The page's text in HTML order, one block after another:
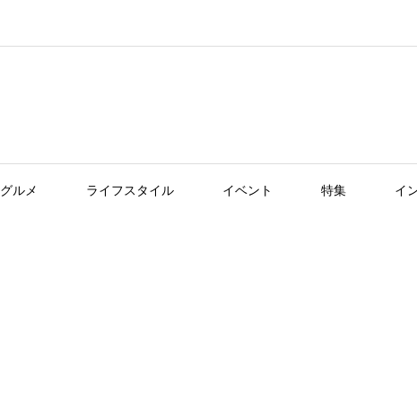
グルメ ライフスタイル イベント 特集 イ